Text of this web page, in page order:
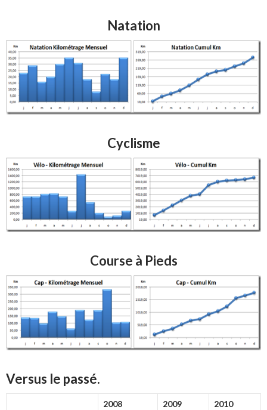
Natation
Cyclisme
Course à Pieds
Versus le passé.
2008 2009 2010